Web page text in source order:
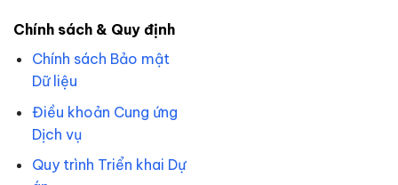
Chính sách & Quy định
Chính sách Bảo mật
Dữ liệu
Điều khoản Cung ứng
Dịch vụ
Quy trình Triển khai Dự